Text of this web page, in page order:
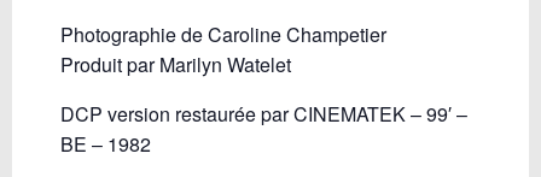
Photographie de Caroline Champetier
Produit par Marilyn Watelet
DCP version restaurée par CINEMATEK – 99′ –
BE – 1982